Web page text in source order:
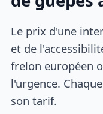
Le prix d'une
et de
frelon européen
l'urgence.
son tarif.